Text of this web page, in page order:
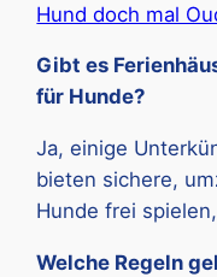
Hund doch mal
Gibt es
für Hunde?
Ja, einige
bieten sichere,
Hunde frei
Welche Regeln